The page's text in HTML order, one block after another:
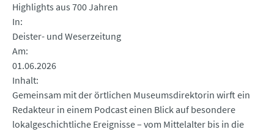
Highlights aus 700 Jahren
In
Deister- und Weserzeitung
Am
01.06.2026
Inhalt
Gemeinsam mit der örtlichen Museumsdirektorin wirft ein
Redakteur in einem Podcast einen Blick auf besondere
lokalgeschichtliche Ereignisse – vom Mittelalter bis in die